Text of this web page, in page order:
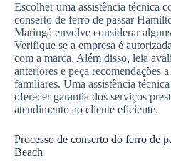
Escolher uma assistência técnica
conserto de ferro de passar
Maringá envolve considerar
Verifique se a empresa é
com a marca. Além disso, leia
anteriores e peça recomendações
familiares. Uma assistência
oferecer garantia dos serviços
atendimento ao cliente eficiente.
Processo de conserto do ferro de
Beach